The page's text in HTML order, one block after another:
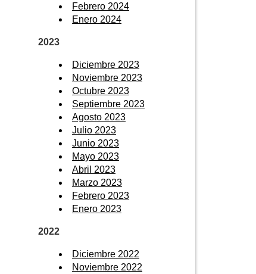
Febrero 2024
Enero 2024
2023
Diciembre 2023
Noviembre 2023
Octubre 2023
Septiembre 2023
Agosto 2023
Julio 2023
Junio 2023
Mayo 2023
Abril 2023
Marzo 2023
Febrero 2023
Enero 2023
2022
Diciembre 2022
Noviembre 2022